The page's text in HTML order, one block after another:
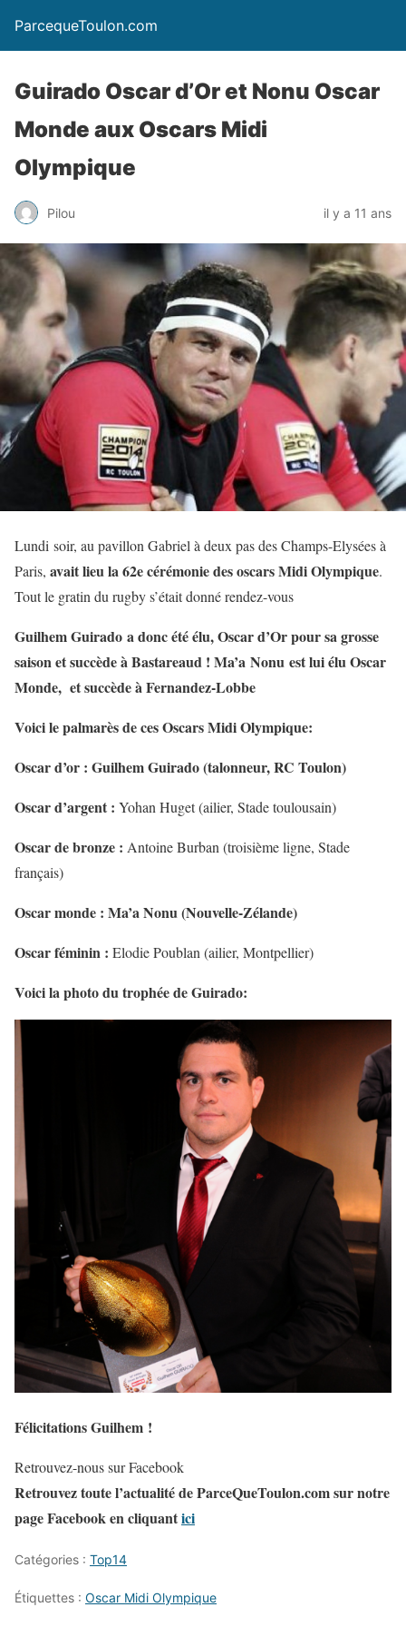
ParcequeToulon.com
Guirado Oscar d’Or et Nonu Oscar
Monde aux Oscars Midi
Olympique
Pilou il y a 11 ans
Lundi soir, au pavillon Gabriel à deux pas des Champs-Elysées à
Paris, avait lieu la 62e cérémonie des oscars Midi Olympique.
Tout le gratin du rugby s’était donné rendez-vous
Guilhem Guirado a donc été élu, Oscar d’Or pour sa grosse
saison et succède à Bastareaud ! Ma’a Nonu est lui élu Oscar
Monde, et succède à Fernandez-Lobbe
Voici le palmarès de ces Oscars Midi Olympique:
Oscar d’or : Guilhem Guirado (talonneur, RC Toulon)
Oscar d’argent : Yohan Huget (ailier, Stade toulousain)
Oscar de bronze : Antoine Burban (troisième ligne, Stade
français)
Oscar monde : Ma’a Nonu (Nouvelle-Zélande)
Oscar féminin : Elodie Poublan (ailier, Montpellier)
Voici la photo du trophée de Guirado:
Félicitations Guilhem !
Retrouvez-nous sur Facebook
Retrouvez toute l’actualité de ParceQueToulon.com sur notre
page Facebook en cliquantici
Catégories : Top14
Étiquettes : Oscar Midi Olympique